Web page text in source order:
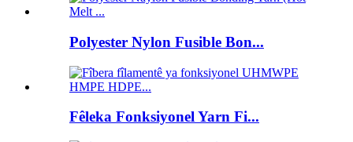
Polyester Nylon Fusible Bon...
Fêleka Fonksiyonel Yarn Fi...